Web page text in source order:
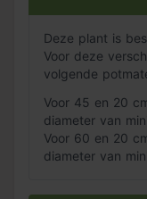
Deze plant is
Voor deze
volgende
Voor 45 en 20
diameter van
Voor 60 en 20
diameter van